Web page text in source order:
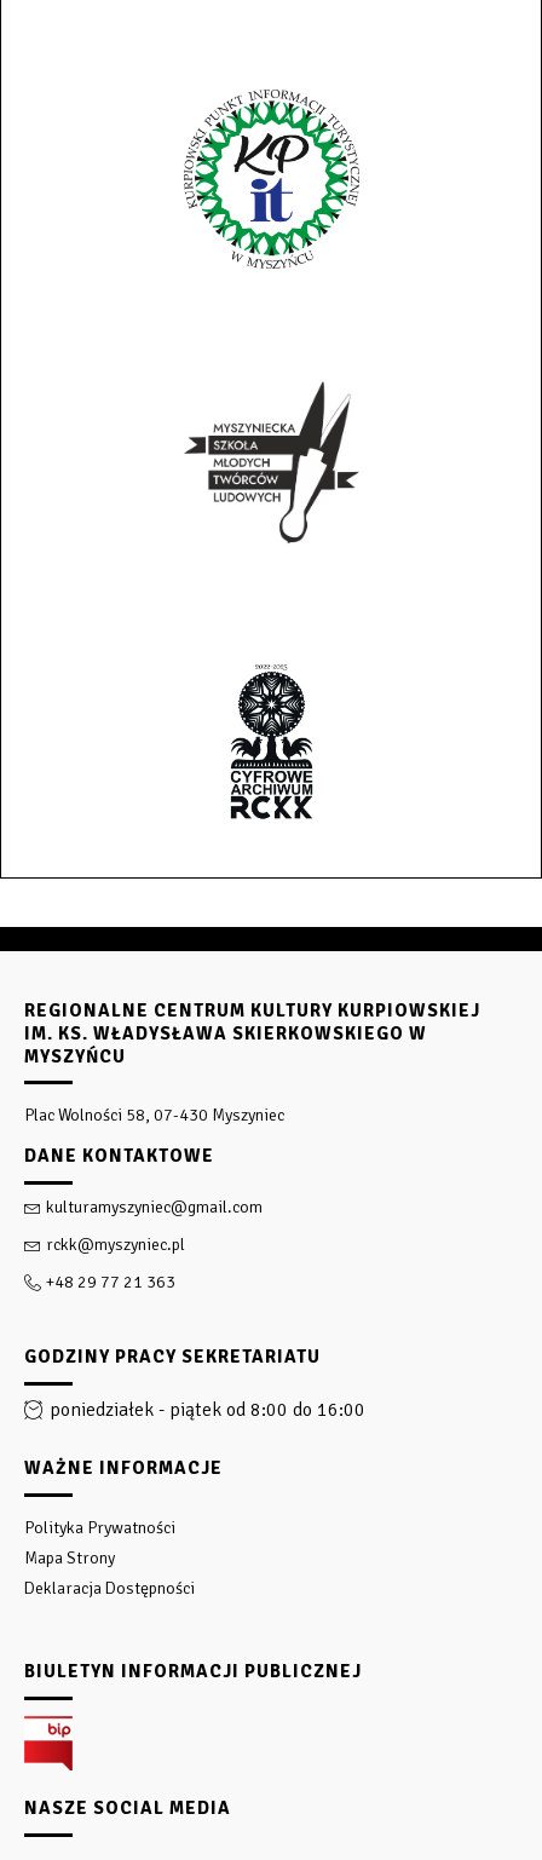
REGIONALNE CENTRUM KULTURY KURPIOWSKIEJ
IM. KS. WŁADYSŁAWA SKIERKOWSKIEGO W
MYSZYŃCU
Plac Wolności 58, 07-430 Myszyniec
DANE KONTAKTOWE
kulturamyszyniec@gmail.com
rckk@myszyniec.pl
+48 29 77 21 363
GODZINY PRACY SEKRETARIATU
poniedziałek - piątek od 8:00 do 16:00
WAŻNE INFORMACJE
Polityka Prywatności
Mapa Strony
Deklaracja Dostępności
BIULETYN INFORMACJI PUBLICZNEJ
NASZE SOCIAL MEDIA